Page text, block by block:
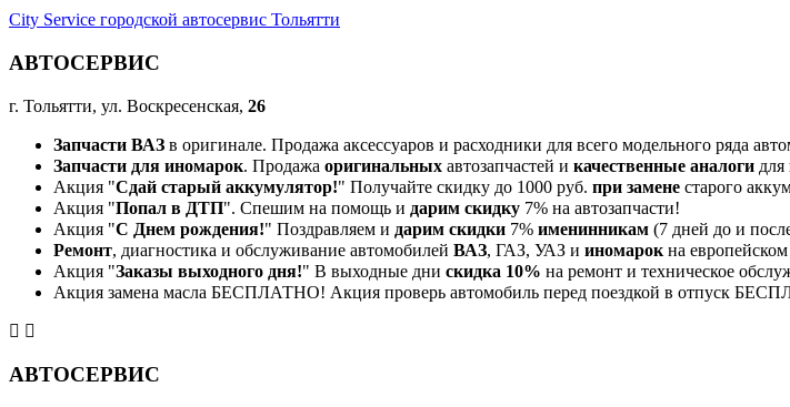
City Service городской автосервис Тольятти
АВТОСЕРВИС
г. Тольятти, ул. Воскресенская, 26
Запчасти ВАЗ в оригинале. Продажа аксессуаров и расходники для всего модельного ряда
Запчасти для иномарок. Продажа оригинальных автозапчастей и качественные аналоги для
Акция "Сдай старый аккумулятор!" Получайте скидку до 1000 руб. при замене старого
Акция "Попал в ДТП". Спешим на помощь и дарим скидку 7% на автозапчасти!
Акция "С Днем рождения!" Поздравляем и дарим скидки 7% именинникам (7 дней до и
Ремонт, диагностика и обслуживание автомобилей ВАЗ, ГАЗ, УАЗ и иномарокна
Акция "Заказы выходного дня!" В выходные дни скидка 10% на ремонт и техническое
Акция замена масла БЕСПЛАТНО! Акция проверь автомобиль перед поездкой в отпуск
АВТОСЕРВИС